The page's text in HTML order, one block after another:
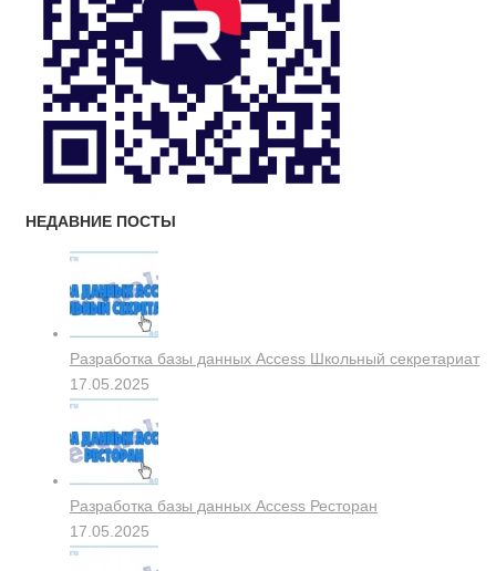
НЕДАВНИЕ ПОСТЫ
Разработка базы данных Access Школьный секретариат
17.05.2025
Разработка базы данных Access Ресторан
17.05.2025